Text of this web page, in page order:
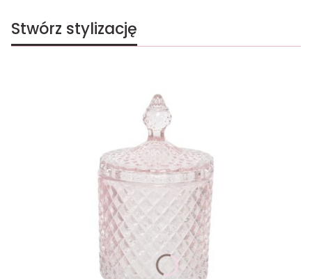
Stwórz stylizację